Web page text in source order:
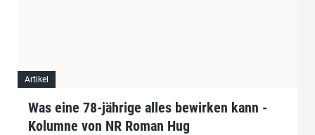
Artikel
Was eine 78-jährige alles bewirken kann -
Kolumne von NR Roman Hug